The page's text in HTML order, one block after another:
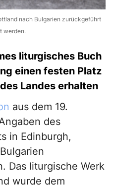
nach Bulgarien zurückgeführt
werden.
liturgisches Buch
einen festen Platz
Landes erhalten
aus dem 19.
des
in Edinburgh,
Das liturgische Werk
wurde dem